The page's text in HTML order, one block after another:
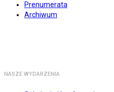
Prenumerata
Archiwum
NASZE WYDARZENIA